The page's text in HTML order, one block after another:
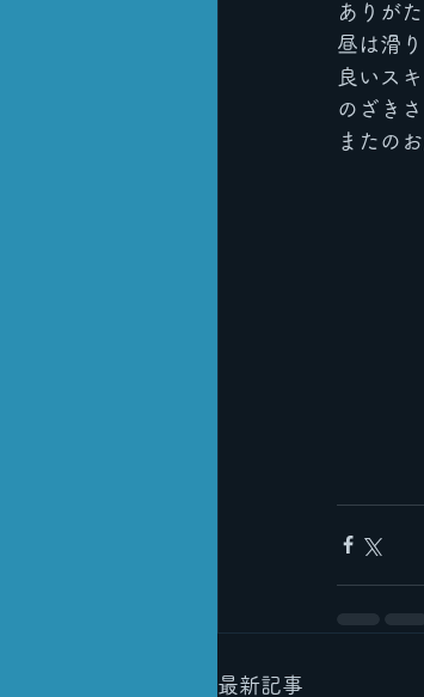
ありが
昼は滑
良いス
のざき
またの
最新記事